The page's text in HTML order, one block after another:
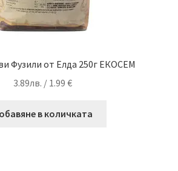
Фузили от Елда 250г ЕКОСЕМ
3.89лв. / 1.99 €
в количката